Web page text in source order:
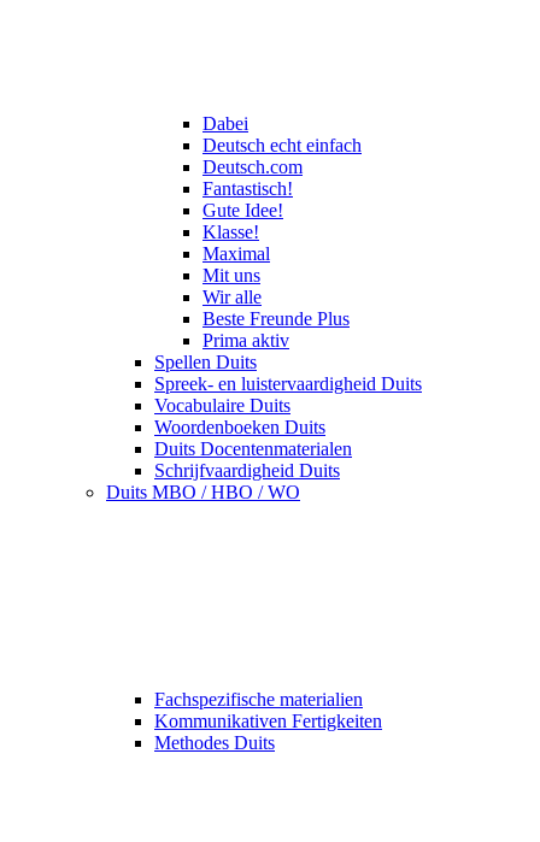
Dabei
Deutsch echt einfach
Deutsch.com
Fantastisch!
Gute Idee!
Klasse!
Maximal
Mit uns
Wir alle
Beste Freunde Plus
Prima aktiv
Spellen Duits
Spreek- en luistervaardigheid Duits
Vocabulaire Duits
Woordenboeken Duits
Duits Docentenmaterialen
Schrijfvaardigheid Duits
Duits MBO / HBO / WO
Fachspezifische materialien
Kommunikativen Fertigkeiten
Methodes Duits